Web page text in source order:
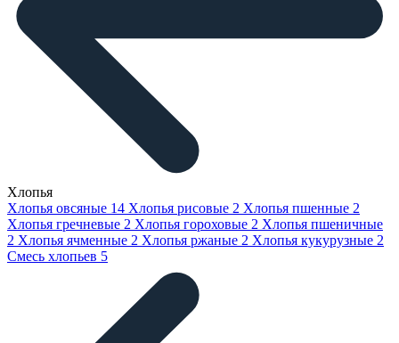
Хлопья
Хлопья овсяные 14 Хлопья рисовые 2 Хлопья пшенные 2
Хлопья гречневые 2 Хлопья гороховые 2 Хлопья пшеничные
2 Хлопья ячменные 2 Хлопья ржаные 2 Хлопья кукурузные 2
Смесь хлопьев 5